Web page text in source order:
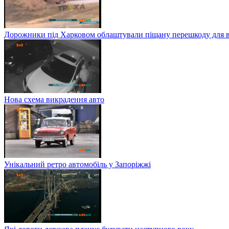
Дорожники під Харковом облаштували піщану перешкоду для
Нова схема викрадення авто
Унікальний ретро автомобіль у Запоріжжі